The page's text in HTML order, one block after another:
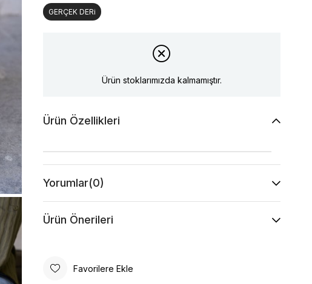
GERÇEK DERi
Ürün stoklarımızda kalmamıştır.
Ürün Özellikleri
Yorumlar(0)
Ürün Önerileri
Favorilere Ekle